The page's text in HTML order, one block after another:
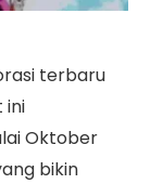
terbaru
ini
Oktober
bikin